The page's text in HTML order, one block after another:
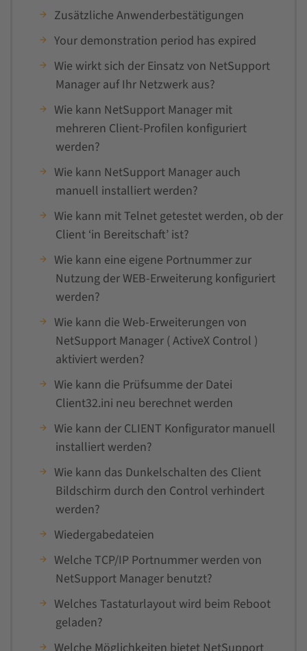
Zusätzliche Anwenderbestätigungen
Your demonstration period has expired
Wie wirkt sich der Einsatz von NetSupport
Manager auf Ihr Netzwerk aus?
Wie kann NetSupport Manager mit
mehreren Client-Profilen konfiguriert
werden?
Wie kann NetSupport Manager auch
manuell installiert werden?
Wie kann mit Telnet getestet werden, ob der
Client ‘in Bereitschaft’ ist?
Wie kann eine eigene Portnummer zur
Nutzung der WEB-Erweiterung konfiguriert
werden?
Wie kann die Web-Erweiterungen von
NetSupport Manager ( ActiveX Control )
aktiviert werden?
Wie kann die Prüfsumme der Datei
Client32.ini neu berechnet werden
Wie kann der CLIENT Konfigurator manuell
installiert werden?
Wie kann das Dunkelschalten des Client
Bildschirm durch den Control verhindert
werden?
Wiedergabedateien
Welche TCP/IP Portnummer werden von
NetSupport Manager benutzt?
Welches Tastaturlayout wird beim Reboot
geladen?